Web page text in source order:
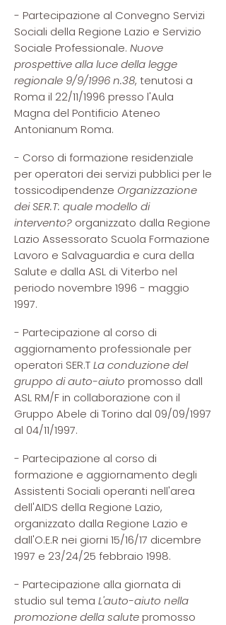
- Partecipazione al Convegno Servizi
Sociali della Regione Lazio e Servizio
Sociale Professionale. Nuove
prospettive alla luce della legge
regionale 9/9/1996 n.38, tenutosi a
Roma il 22/11/1996 presso l'Aula
Magna del Pontificio Ateneo
Antonianum Roma.
- Corso di formazione residenziale
per operatori dei servizi pubblici per le
tossicodipendenze Organizzazione
dei SER.T: quale modello di
intervento? organizzato dalla Regione
Lazio Assessorato Scuola Formazione
Lavoro e Salvaguardia e cura della
Salute e dalla ASL di Viterbo nel
periodo novembre 1996 - maggio
1997.
- Partecipazione al corso di
aggiornamento professionale per
operatori SER.TLa conduzione del
gruppo di auto-aiuto promosso dall
ASL RM/F in collaborazione con il
Gruppo Abele di Torino dal 09/09/1997
al 04/11/1997.
- Partecipazione al corso di
formazione e aggiornamento degli
Assistenti Sociali operanti nell'area
dell'AIDS della Regione Lazio,
organizzato dalla Regione Lazio e
dall'O.E.R nei giorni 15/16/17 dicembre
1997 e 23/24/25 febbraio 1998.
- Partecipazione alla giornata di
studio sul tema L'auto-aiuto nella
promozione della salutepromosso